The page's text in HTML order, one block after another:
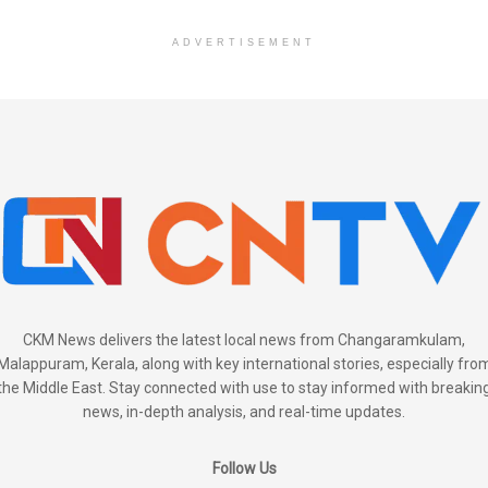
ADVERTISEMENT
CKM News delivers the latest local news from Changaramkulam,
Kerala, along with key international stories, especially
Middle East. Stay connected with use to stay informed with
news, in-depth analysis, and real-time updates.
Follow Us